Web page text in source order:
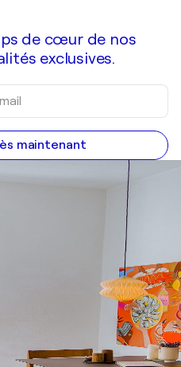
de cœur de nos
exclusives.
maintenant